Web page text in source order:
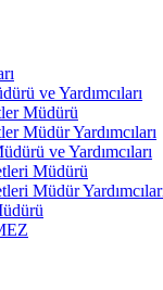
ve Yardımcıları
Müdürü
Müdür Yardımcıları
ve Yardımcıları
Müdürü
Müdür